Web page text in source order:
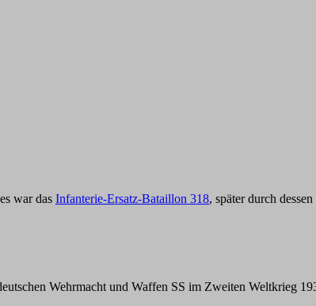
war das Infanterie-Ersatz-Bataillon 318, später durch
Wehrmacht und Waffen SS im Zweiten Weltkrieg